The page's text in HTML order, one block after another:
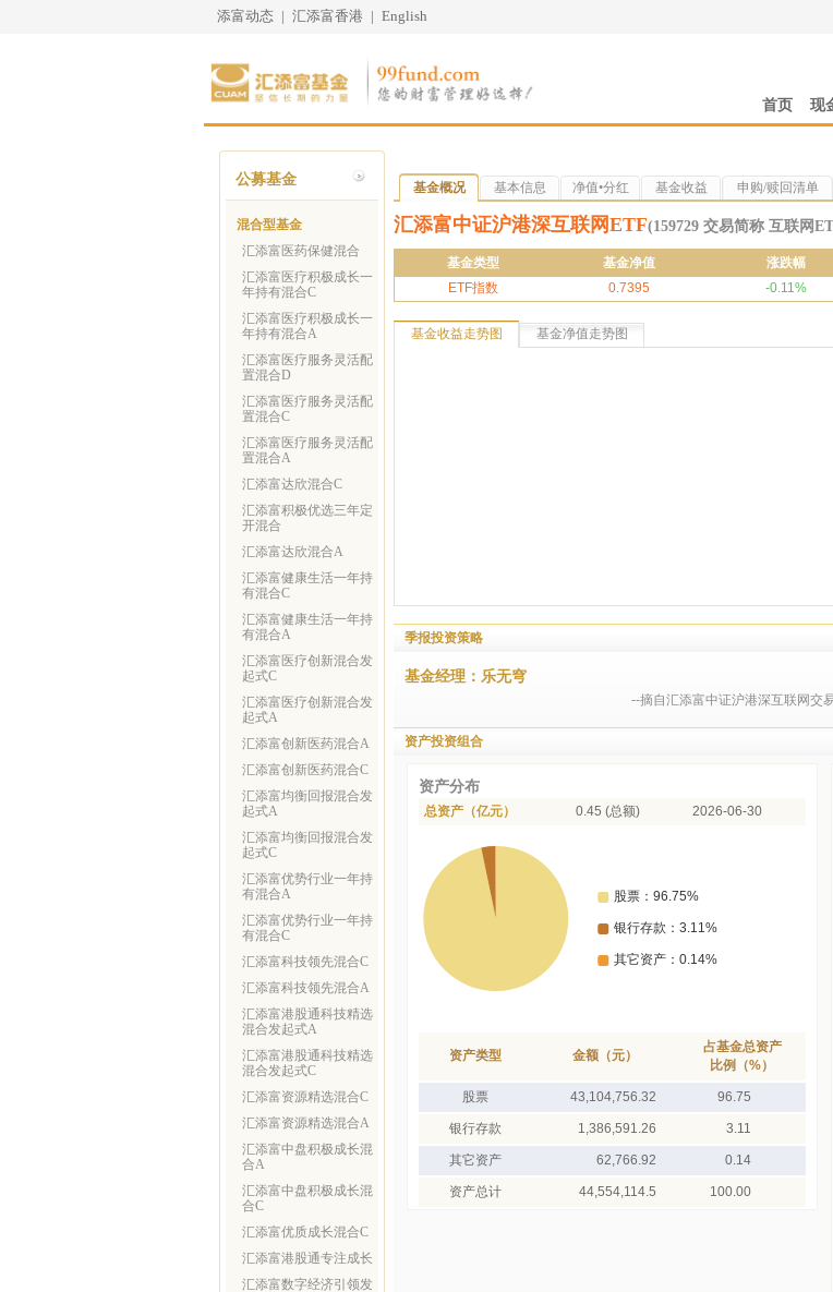
添富动态 | 汇添富香港 | English
首页 现
公募基金
混合型基金
汇添富医药保健混合
汇添富医疗积极成长一
年持有混合C
汇添富医疗积极成长一
年持有混合A
汇添富医疗服务灵活配
置混合D
汇添富医疗服务灵活配
置混合C
汇添富医疗服务灵活配
置混合A
汇添富达欣混合C
汇添富积极优选三年定
开混合
汇添富达欣混合A
汇添富健康生活一年持
有混合C
汇添富健康生活一年持
有混合A
汇添富医疗创新混合发
起式C
汇添富医疗创新混合发
起式A
汇添富创新医药混合A
汇添富创新医药混合C
汇添富均衡回报混合发
起式A
汇添富均衡回报混合发
起式C
汇添富优势行业一年持
有混合A
汇添富优势行业一年持
有混合C
汇添富科技领先混合C
汇添富科技领先混合A
汇添富港股通科技精选
混合发起式A
汇添富港股通科技精选
混合发起式C
汇添富资源精选混合C
汇添富资源精选混合A
汇添富中盘积极成长混
合A
汇添富中盘积极成长混
合C
汇添富优质成长混合C
汇添富港股通专注成长
汇添富数字经济引领发
基金概况 基本信息 净值•分红 基金收益 申购/赎回清单
汇添富中证沪港深互联网ETF(159729 交易简称 互联网
基金类型 基金净值 涨跌幅
ETF指数
0.7395 -0.11%
基金收益走势图 基金净值走势图
季报投资策略
基金经理：乐无穹
--摘自汇添富中证沪港深互联网交
资产投资组合
资产分布
总资产（亿元） 0.45 (总额) 2026-06-30
资产类型 金额（元）
占基金总资产
比例（%）
股票 43,104,756.32 96.75
银行存款 1,386,591.26 3.11
其它资产 62,766.92 0.14
资产总计 44,554,114.5 100.00